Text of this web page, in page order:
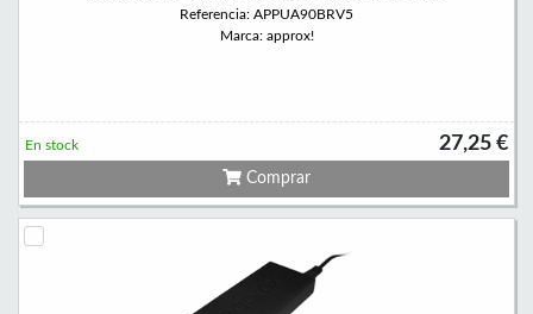
Referencia: APPUA90BRV5
Marca: approx!
27,25 €
En stock
Comprar